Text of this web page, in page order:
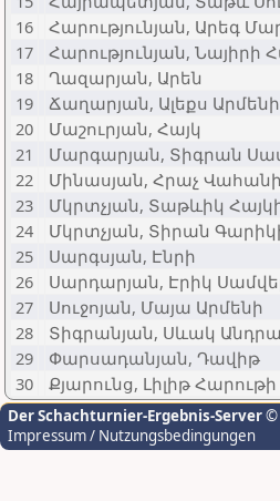
16
Հարությունյան, Արեգ
17
Հարությունյան, Նայիրի
18
Ղազարյան, Արեն
19
Ճաղարյան, Ալեքս Արմենի
20
Մաշուրյան, Հայկ
21
Մարգարյան, Տիգրան
22
Մինասյան, Հրաչ Վահանի
23
Մկրտչյան, Տաթևիկ
24
Մկրտչյան, Տիրան
25
Սարգսյան, Էնրի
26
Սարդարյան, Էրիկ
27
Սուջոյան, Մայա Արմենի
28
Տիգրանյան, Սևակ
29
Փարսադանյան, Դավիթ
30
Քյարունց, Լիլիթ Հարութի
Der Schachturnier-Ergebnis-Server©
Impressum / Nutzungsbedingungen